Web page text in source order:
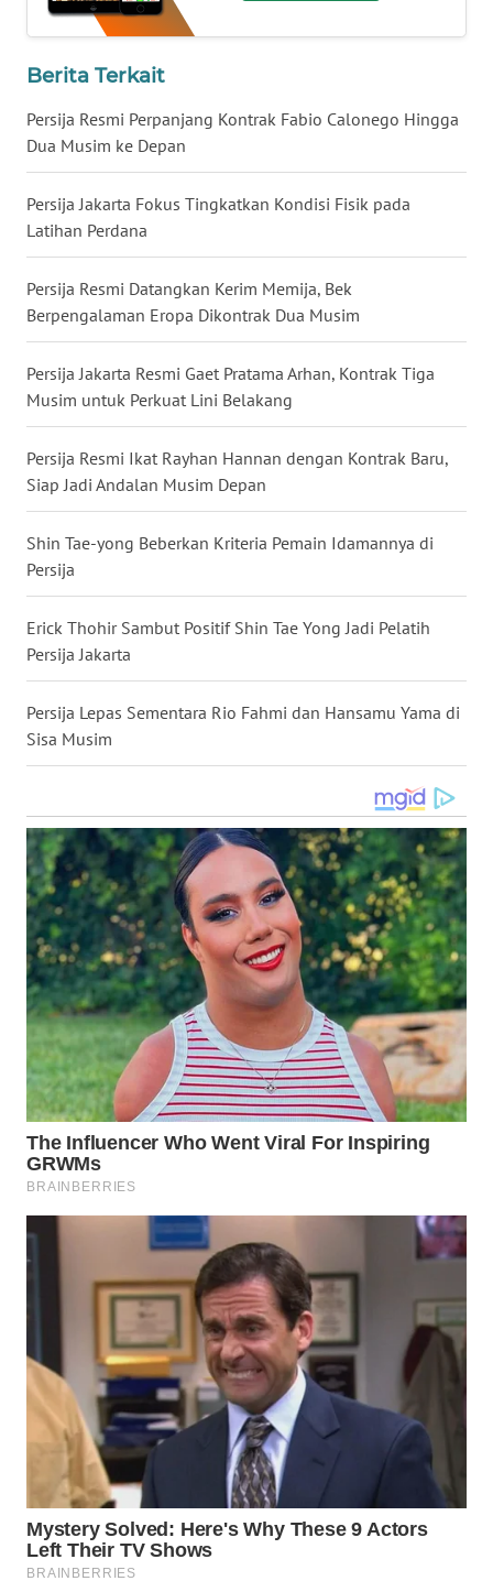
Berita Terkait
Persija Resmi Perpanjang Kontrak Fabio Calonego Hingga
Dua Musim ke Depan
Persija Jakarta Fokus Tingkatkan Kondisi Fisik pada
Latihan Perdana
Persija Resmi Datangkan Kerim Memija, Bek
Berpengalaman Eropa Dikontrak Dua Musim
Persija Jakarta Resmi Gaet Pratama Arhan, Kontrak Tiga
Musim untuk Perkuat Lini Belakang
Persija Resmi Ikat Rayhan Hannan dengan Kontrak Baru,
Siap Jadi Andalan Musim Depan
Shin Tae-yong Beberkan Kriteria Pemain Idamannya di
Persija
Erick Thohir Sambut Positif Shin Tae Yong Jadi Pelatih
Persija Jakarta
Persija Lepas Sementara Rio Fahmi dan Hansamu Yama di
Sisa Musim
WN
WN
SUMBAR
WN
SUMSEL
BENGKULU
LAMPUNG
JATENG
NUSANTARA
WN
JOGJA
WN
JATIM
WN
WN
KALBAR
WN
KALTENG
WN
KALTARA
WN
KALSEL
WN
KALTIM
SULSEL
GORONTALO
WN
SULUT
WN
MALUKU
WN